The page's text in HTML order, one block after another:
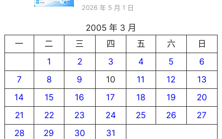
2026 年 5 月 1 日
2005 年 3 月
一
二 三 四 五 六
日
1
2 3 4 5
6
7
8 9 10 11 12
13
14
15 16 17 18 19
20
21
22 23 24 25 26
27
28
29 30
31